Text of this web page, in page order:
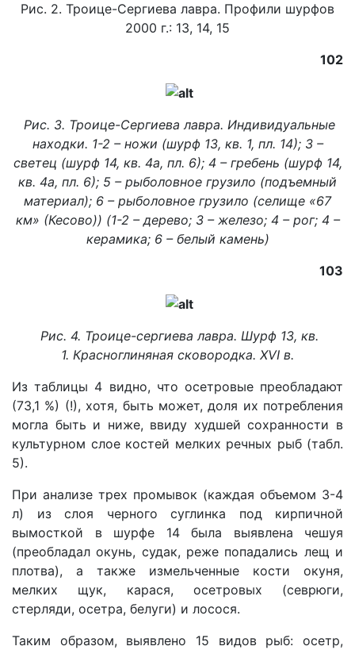
Рис. 2. Троице-Сергиева лавра. Профили шурфов
2000 г.: 13, 14, 15
102
Рис. 3. Троице-Сергиева лавра. Индивидуальные
находки. 1-2 – ножи (шурф 13, кв. 1, пл. 14); 3 –
светец (шурф 14, кв. 4а, пл. 6); 4 – гребень (шурф 14,
кв. 4а, пл. 6); 5 – рыболовное грузило (подъемный
материал); 6 – рыболовное грузило (селище «67
км» (Кесово)) (1-2 – дерево; 3 – железо; 4 – рог; 4 –
керамика; 6 – белый камень)
103
Рис. 4. Троице-сергиева лавра. Шурф 13, кв.
1. Красноглиняная сковородка. XVI в.
Из таблицы 4 видно, что осетровые преобладают
(73,1 %) (!), хотя, быть может, доля их потребления
могла быть и ниже, ввиду худшей сохранности в
культурном слое костей мелких речных рыб (табл.
5).
При анализе трех промывок (каждая объемом 3-4
л) из слоя черного суглинка под кирпичной
вымосткой в шурфе 14 была выявлена чешуя
(преобладал окунь, судак, реже попадались лещ и
плотва), а также измельченные кости окуня,
мелких щук, карася, осетровых (севрюги,
стерляди, осетра, белуги) и лосося.
Таким образом, выявлено 15 видов рыб: осетр,